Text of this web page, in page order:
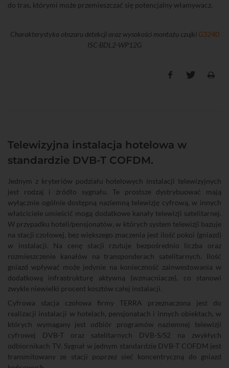
do tras, którymi może przemieszczać się potencjalny włamywacz.
Charakterystyka obszaru detekcji oraz wysokości montażu czujki G3240
ISC-BDL2-WP12G
Telewizyjna instalacja hotelowa w
standardzie DVB-T COFDM.
Jednym z kryteriów podziału hotelowych instalacji telewizyjnych
jest rodzaj i źródło sygnału. Te prostsze dystrybuować mają
wyłącznie ogólnie dostępną naziemną telewizję cyfrową, w innych
właściciele umieścić mogą dodatkowe kanały telewizji satelitarnej.
W przypadku hoteli/pensjonatów, w których system telewizji bazuje
na stacji czołowej, bez większego znaczenia jest ilość pokoi (gniazd)
w instalacji. Na cenę stacji rzutuje bezpośrednio liczba oraz
rozmieszczenie kanałów na transponderach satelitarnych. Ilość
gniazd wpływać może jedynie na konieczność zainwestowania w
dodatkową infrastrukturę aktywną (wzmacniacze), co stanowi
zwykle niewielki procent kosztów całej instalacji.
Cyfrowa stacja czołowa firmy TERRA przeznaczona jest do
realizacji instalacji w hotelach, pensjonatach i innych obiektach, w
których wymagany jest odbiór programów naziemnej telewizji
cyfrowej DVB-T oraz satelitarnych DVB-S/S2 na zwykłych
odbiornikach TV. Sygnał w jednym standardzie DVB-T COFDM jest
transmitowany ze stacji poprzez sieć koncentryczną do gniazd